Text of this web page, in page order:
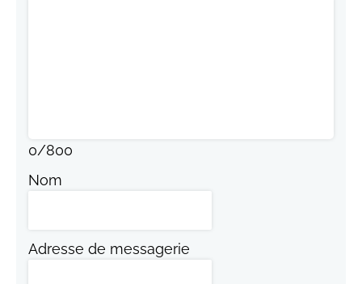
0/800
Nom
Adresse de messagerie